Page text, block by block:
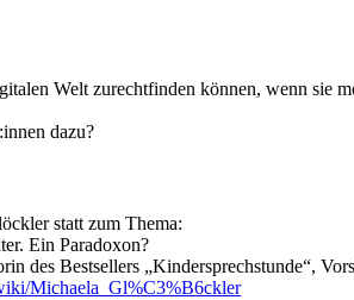
Welt zurechtfinden können, wenn
dazu?
statt zum Thema:
Ein Paradoxon?
des Bestsellers „Kindersprechstunde“,
Michaela_Gl%C3%B6ckler